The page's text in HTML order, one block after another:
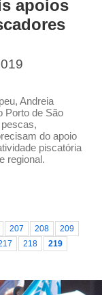
apoios
Andreia
Porto de São
do apoio
piscatória
regional.
207 208
209
218
219